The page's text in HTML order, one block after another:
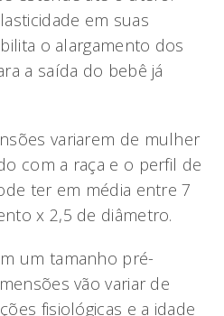
em suas
o alargamento dos
a saída do bebê já
variarem de mulher
com a raça e o perfil de
ter em média entre 7
x 2,5 de diâmetro.
um tamanho pré-
vão variar de
fisiológicas e a idade